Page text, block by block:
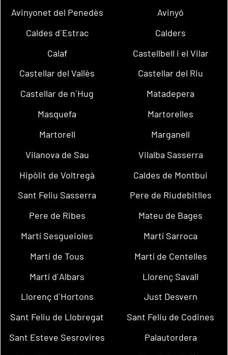
Avinyonet del Penedès
Avinyó
Caldes d´Estrac
Calders
Calaf
Castellbell i el Vilar
Castellar del Vallès
Castellar del Riu
Castellar de n´Hug
Matadepera
Masquefa
Martorelles
Martorell
Marganell
Vilanova de Sau
Vilalba Sasserra
Hipòlit de Voltregà
Caldes de Montbui
Sant Feliu Sasserra
Pere de Riudebitlles
Pere de Ribes
Mateu de Bages
Martí Sesgueioles
Martí Sarroca
Martí de Tous
Martí de Centelles
Martí d´Albars
Llorenç Savall
Llorenç d´Hortons
Just Desvern
Sant Feliu de Llobregat
Sant Feliu de Codines
Sant Esteve Sesrovires
Palautordera